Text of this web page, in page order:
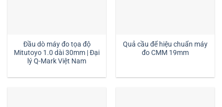
Đầu dò máy đo tọa độ
Mitutoyo 1.0 dài 30mm | Đại
lý Q-Mark Việt Nam
Quả cầu để hiệu chuẩn máy
đo CMM 19mm